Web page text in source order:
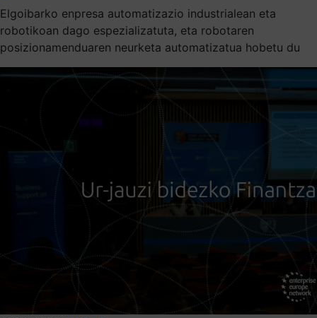
Elgoibarko enpresa automatizazio industrialean eta
robotikoan dago espezializatuta, eta robotaren
posizionamenduaren neurketa automatizatua hobetu du